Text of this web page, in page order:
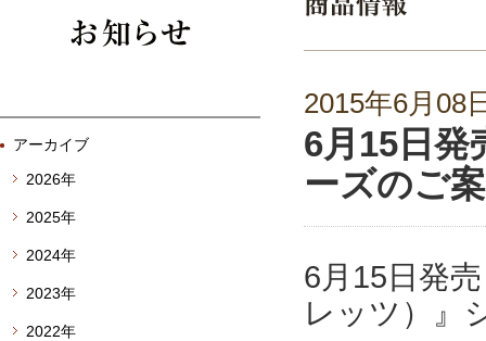
2015年6月08
6月15日発
ーズのご
6月15日発
レッツ）』
アーカイブ
2026年
2025年
2024年
2023年
2022年